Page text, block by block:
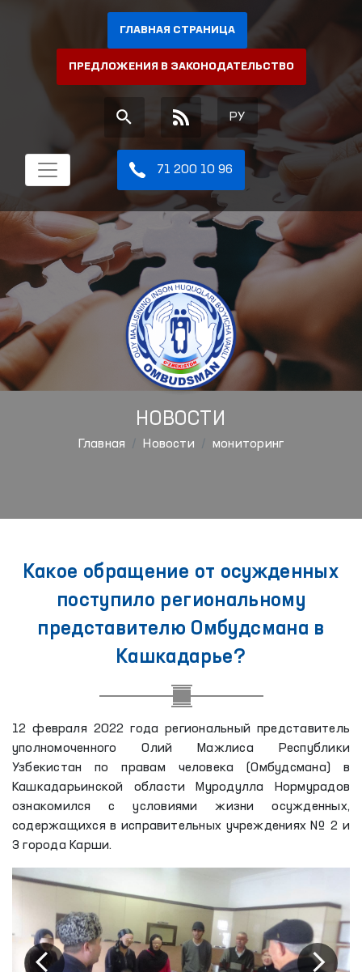
ГЛАВНАЯ СТРАНИЦА
ПРЕДЛОЖЕНИЯ В ЗАКОНОДАТЕЛЬСТВО
РУ
71 200 10 96
НОВОСТИ
Главная Новости мониторинг
Какое обращение от осужденных
поступило региональному
представителю Омбудсмана в
Кашкадарье?
12 февраля 2022 года региональный представитель
уполномоченного Олий Мажлиса Республики
Узбекистан по правам человека (Омбудсмана) в
Кашкадарьинской области Муродулла Нормурадов
ознакомился с условиями жизни осужденных,
содержащихся в исправительных учреждениях № 2 и
3 города Карши.